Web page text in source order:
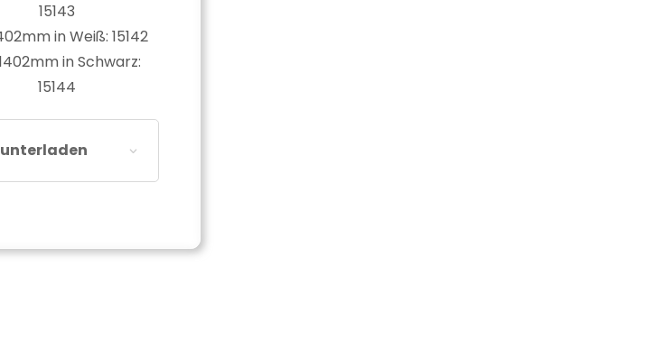
15143
in Weiß: 15142
in Schwarz:
15144